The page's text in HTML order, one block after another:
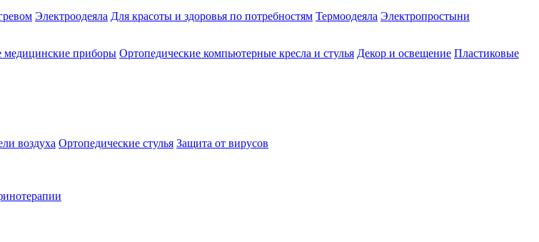
Электроодеяла Для красоты и здоровья по потребностям Термоодеяла Электропростыни
приборы Ортопедические компьютерные кресла и стулья Декор и освещение Пластиковые
воздуха Ортопедические стулья Защита от вирусов